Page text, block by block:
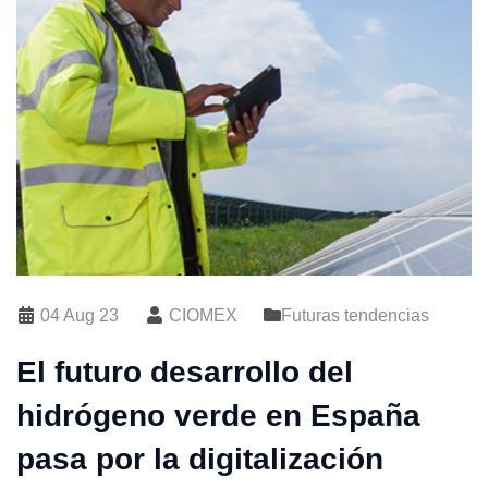
04 Aug 23 CIOMEX Futuras tendencias
El futuro desarrollo del
hidrógeno verde en España
pasa por la digitalización